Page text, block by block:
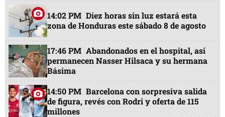
14:02 PM Diez horas sin luz estará esta
zona de Honduras este sábado 8 de agosto
17:46 PM Abandonados en el hospital, así
permanecen Nasser Hilsaca y su hermana
Básima
14:50 PM Barcelona con sorpresiva salida
de figura, revés con Rodri y oferta de 115
millones